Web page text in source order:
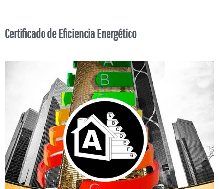
Certificado de Eficiencia Energético